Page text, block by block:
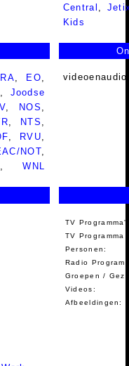
Central
Kids
, EO,
, Joodse
, NOS ,
, NTS ,
, RVU,
NOT,
,WNL
TV
TV Programma
Personen:
Radio
Groepen /
Videos:
Afbeeldingen: